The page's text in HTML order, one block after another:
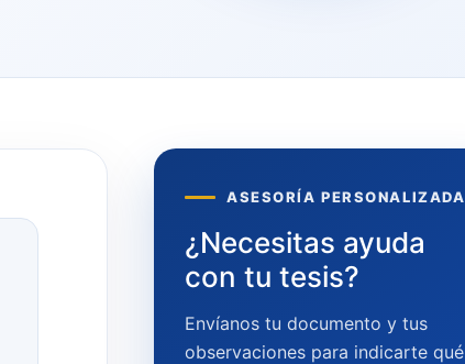
ASESORÍA PERSONALIZADA
¿Necesitas ayuda
con tu tesis?
Envíanos tu documento y tus
observaciones para indicarte qué